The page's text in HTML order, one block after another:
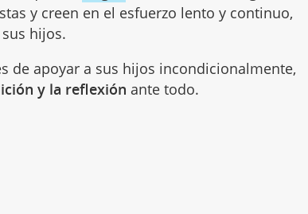
y creen en el esfuerzo lento y continuo,
hijos.
de apoyar a sus hijos incondicionalmente,
y la reflexión ante todo.